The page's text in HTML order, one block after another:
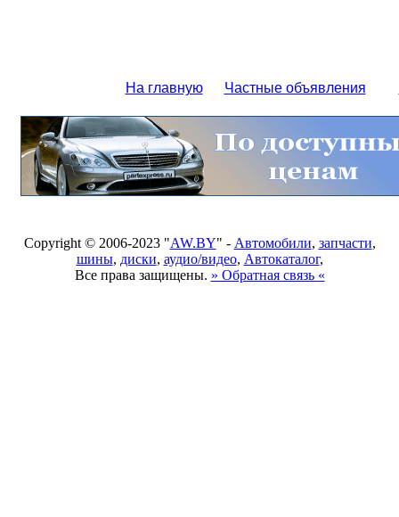
На главную Частные объявления
Copyright © 2006-2023 "AW.BY" - Автомобили, запчасти,
шины, диски, аудио/видео, Автокаталог,
Все права защищены. » Обратная связь «